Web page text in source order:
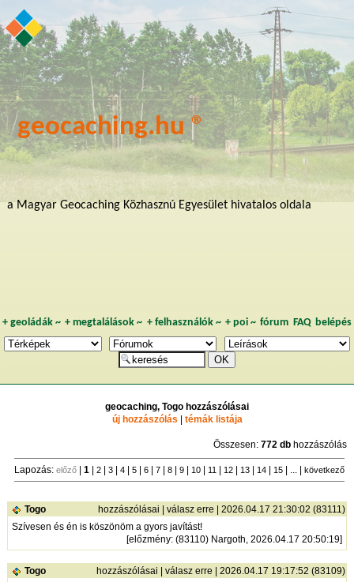
geocaching.hu ®
a Magyar Geocaching Közhasznú Egyesület hivatalos oldala
+ geoládák~ +megtalálások ~ + felhasználók~ + poi~ fórum FAQ belépés
geocaching, Togo hozzászólásai
új hozzászólás
témák listája
Összesen:772 db hozzászólás
Lapozás:előző |1 2 3 4 5 6 7 8 9 10 11 12 13 14 15 | ... |következő
Togo hozzászólásai |válasz erre | 2026.04.17 21:30:02 (83111)
Szívesen és én is köszönöm a gyors javítást!
[előzmény: (83110) Nargoth, 2026.04.17 20:50:19]
Togo hozzászólásai |válasz erre | 2026.04.17 19:17:52 (83109)